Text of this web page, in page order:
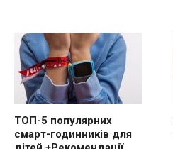
ТОП-5 популярних
смарт-годинників для